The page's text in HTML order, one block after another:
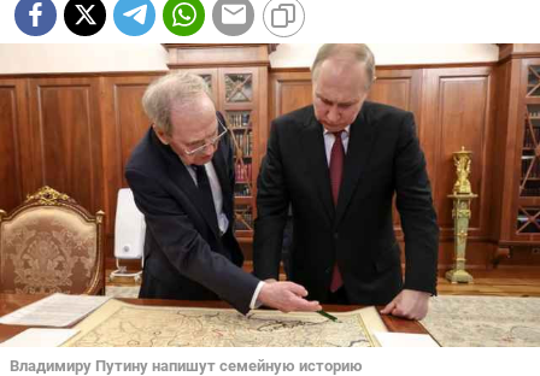
Владимиру Путину напишут семейную историю